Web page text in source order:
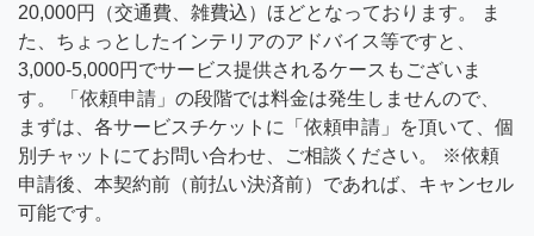
20,000円（交通費、雑費込）ほどとなっております。 ま
た、ちょっとしたインテリアのアドバイス等ですと、
3,000-5,000円でサービス提供されるケースもございま
す。 「依頼申請」の段階では料金は発生しませんので、
まずは、各サービスチケットに「依頼申請」を頂いて、個
別チャットにてお問い合わせ、ご相談ください。 ※依頼
申請後、本契約前（前払い決済前）であれば、キャンセル
可能です。